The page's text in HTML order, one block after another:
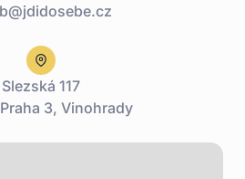
Slezská 117
3, Vinohrady